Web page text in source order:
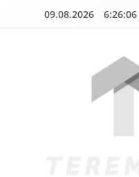
09.08.2026